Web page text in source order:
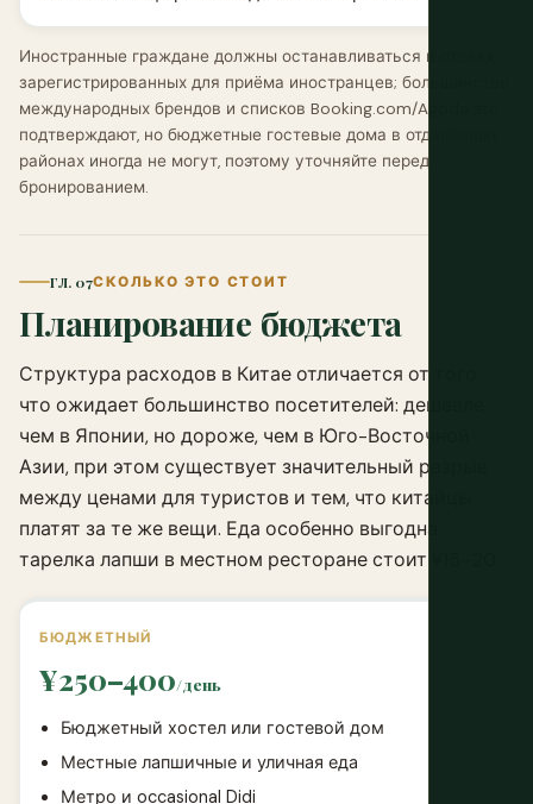
Иностранные граждане должны останавливаться в отелях,
зарегистрированных для приёма иностранцев; большинство
международных брендов и списков Booking.com/Agoda это
подтверждают, но бюджетные гостевые дома в отдалённых
районах иногда не могут, поэтому уточняйте перед
бронированием.
ГЛ. 07СКОЛЬКО ЭТО СТОИТ
Планирование бюджета
Структура расходов в Китае отличается от того,
что ожидает большинство посетителей: дешевле,
чем в Японии, но дороже, чем в Юго-Восточной
Азии, при этом существует значительный разрыв
между ценами для туристов и тем, что китайцы
платят за те же вещи. Еда особенно выгодна:
тарелка лапши в местном ресторане стоит ¥15–20.
БЮДЖЕТНЫЙ
¥250–400/день
Бюджетный хостел или гостевой дом
Местные лапшичные и уличная еда
Метро и occasional Didi